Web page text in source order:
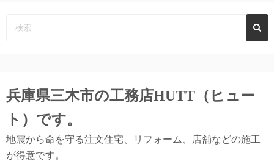
兵庫県三木市の工務店HUTT（ヒュー
ト） です。
地震から命を守る注文住宅、リフォーム、店舗などの施工
が得意です。